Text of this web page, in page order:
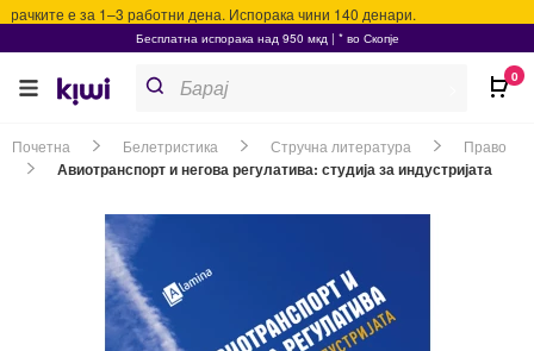
е за 1–3 работни дена. Испорака чини 140 денари.
Бесплатна испорака над 950 мкд | * во Скопје
search
Почетна Белетристика Стручна литература Право
Авиотранспорт и негова регулатива: студија за индустријата
0